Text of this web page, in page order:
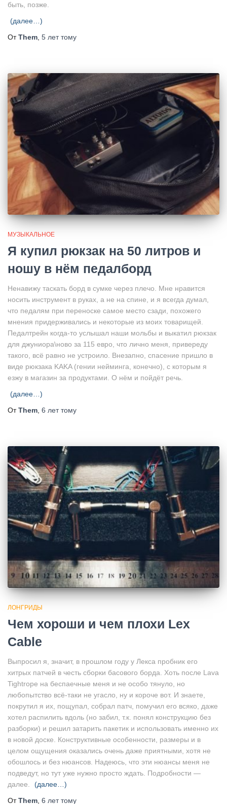
быть, позже.
(далее…)
ОтThem, 5 леттому
МУЗЫКАЛЬНОЕ
Я купил рюкзак на 50 литров и
ношу в нём педалборд
Ненавижу таскать борд в сумке через плечо. Мне нравится
носить инструмент в руках, а не на спине, и я всегда думал,
что педалям при переноске самое место сзади, похожего
мнения придерживались и некоторые из моих товарищей.
Педалтрейн когда-то услышал наши мольбы и выкатил рюкзак
для джуниора\ново за 115 евро, что лично меня, привереду
такого, всё равно не устроило. Внезапно, спасение пришло в
виде рюкзака KAKA (гении нейминга, конечно), с которым я
езжу в магазин за продуктами. О нём и пойдёт речь.
(далее…)
ОтThem 6 леттому
ЛОНГРИДЫ
Чем хороши и чем плохи Lex
Cable
Выпросил я, значит, в прошлом году у Лекса пробник его
хитрых патчей в честь сборки басового борда. Хоть после Lava
Tightrope на беспаечные меня и не особо тянуло, но
любопытство всё-таки не угасло, ну и короче вот. И знаете,
покрутил я их, пощупал, собрал патч, помучил его всяко, даже
хотел распилить вдоль (но забил, т.к. понял конструкцию без
разборки) и решил затарить пакетик и использовать именно их
в новой доске. Конструктивные особенности, размеры и в
целом ощущения оказались очень даже приятными, хотя не
обошлось и без нюансов. Надеюсь, что эти нюансы меня не
подведут, но тут уже нужно просто ждать. Подробности —
далее.
(далее…)
ОтThem 6 леттому